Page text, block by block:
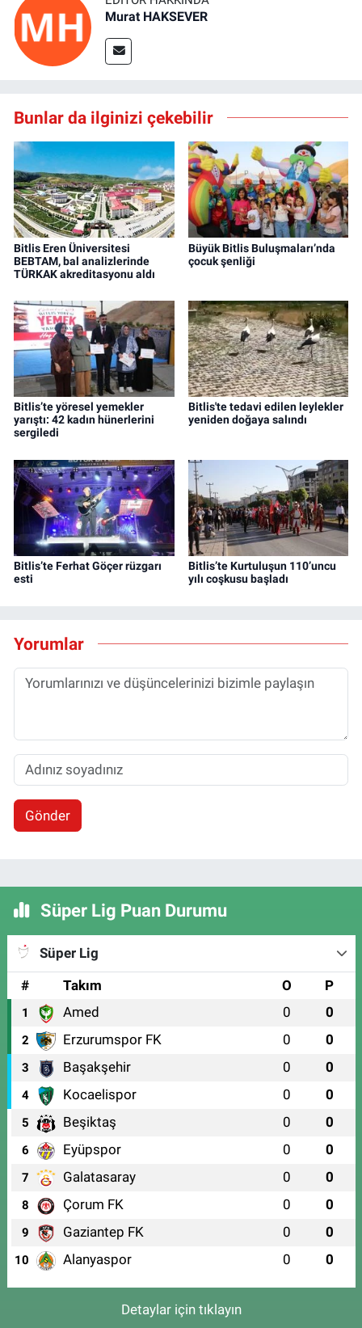
Murat HAKSEVER
Bunlar da ilginizi çekebilir
Bitlis Eren Üniversitesi
BEBTAM, bal analizlerinde
TÜRKAK akreditasyonu aldı
Büyük Bitlis Buluşmaları’nda
çocuk şenliği
Bitlis’te yöresel yemekler
yarıştı: 42 kadın hünerlerini
sergiledi
Bitlis'te tedavi edilen leylekler
yeniden doğaya salındı
Bitlis’te Ferhat Göçer rüzgarı
esti
Bitlis’te Kurtuluşun 110’uncu
yılı coşkusu başladı
Yorumlar
Gönder
Süper Lig Puan Durumu
Süper Lig
#
Takım O P
1 Amed 0 0
2 Erzurumspor FK 0 0
3 Başakşehir 0 0
4 Kocaelispor 0 0
5 Beşiktaş 0 0
6 Eyüpspor 0 0
7 Galatasaray 0 0
8 Çorum FK 0 0
9 Gaziantep FK 0 0
10 Alanyaspor 0 0
Detaylar için tıklayın